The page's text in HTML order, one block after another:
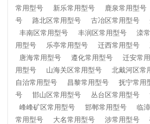
常用型号
新乐常用型号 鹿泉常用型号
号
路北区常用型号 古冶区常用型号
丰南区常用型号
丰润区常用型号 滦
用型号
乐亭常用型号 迁西常用型号
唐海常用型号
遵化常用型号 迁安常
用型号
山海关区常用型号 北戴河区常
自治常用型号
昌黎常用型号 抚宁常用
号
邯山区常用型号 丛台区常用型号
峰峰矿区常用型号
邯郸常用型号 临
常用型号
大名常用型号 涉常用型号